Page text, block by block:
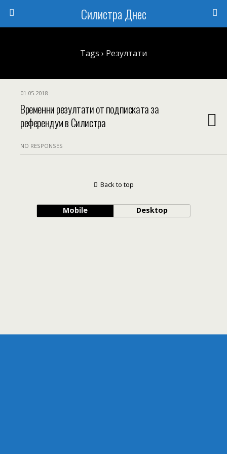
Силистра Днес
Tags › Резултати
01.05.2018
Временни резултати от подписката за
референдум в Силистра
NO RESPONSES
Back to top
Mobile Desktop